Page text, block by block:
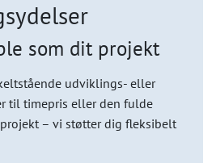
som dit projekt
udviklings- eller
til timepris eller den fulde
– vi støtter dig fleksibelt